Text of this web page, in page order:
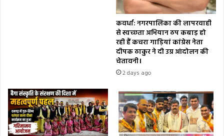
कवर्धा: नगरपालिका की लापरवाही
से स्वच्छता अभियान ठप कबाड़ हो
रही हैं कचरा गाड़ियां कांग्रेस नेता
दीपक ठाकुर ने दी उग्र आंदोलन की
चेतावनी।
2 days ago